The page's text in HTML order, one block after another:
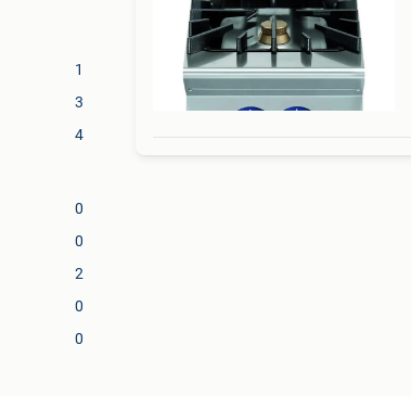
1
3
4
0
0
2
0
0